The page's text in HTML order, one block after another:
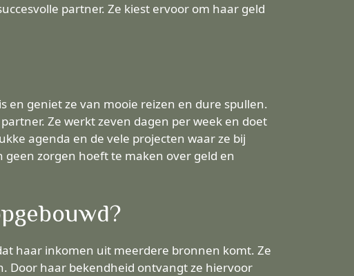
partner. Ze kiest ervoor om haar geld
en geniet ze van mooie reizen en dure spullen.
Ze werkt zeven dagen per week en doet
agenda en de vele projecten waar ze bij
zorgen hoeft te maken over geld en
haar inkomen uit meerdere bronnen komt. Ze
Door haar bekendheid ontvangt ze hiervoor